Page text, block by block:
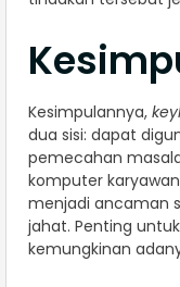
Kesimpulannya,
dua sisi: dapat
pemecahan
komputer
menjadi ancaman
jahat. Penting
kemungkinan